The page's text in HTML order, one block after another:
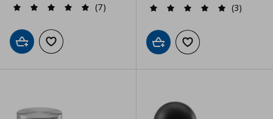
(7)
Προσθήκη στο καλάθι
Προσθήκη στα αγαπημένα
(3)
Προσθήκη στο καλάθι
Προσθήκη στα